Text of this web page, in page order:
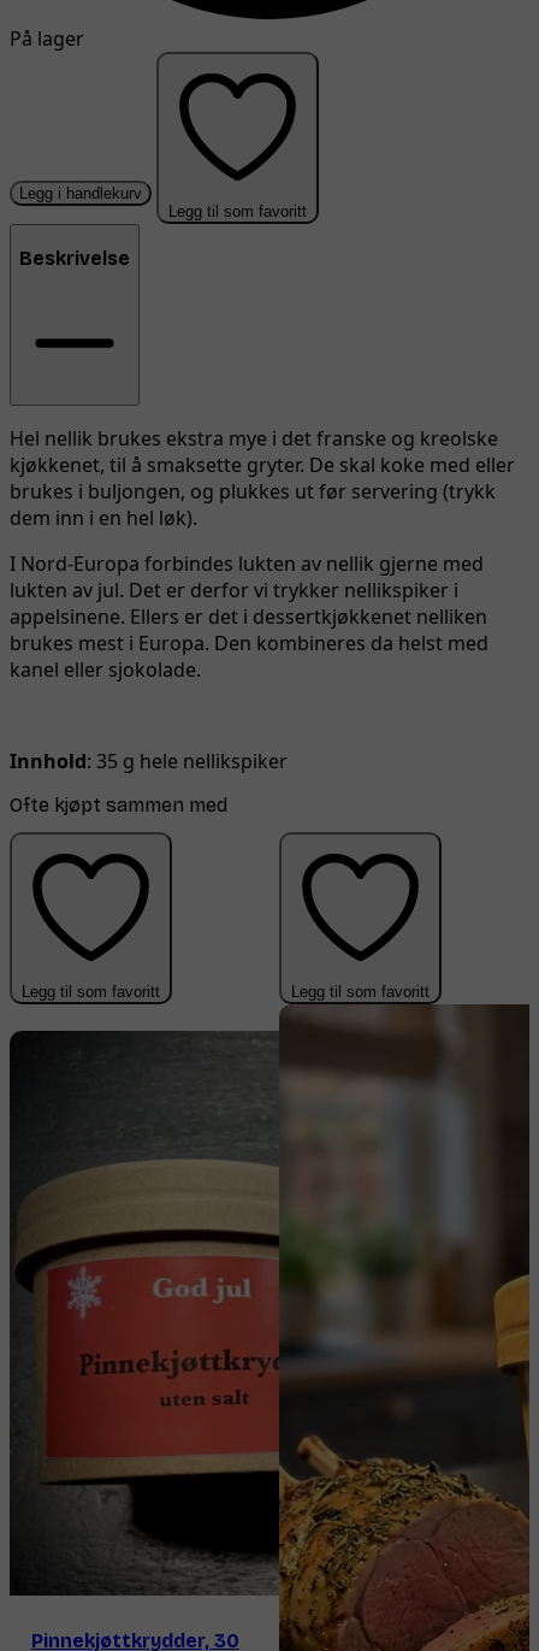
På lager
Legg i handlekurv
Legg til som favoritt
Beskrivelse
Hel nellik brukes ekstra mye i det franske og kreolske
kjøkkenet, til å smaksette gryter. De skal koke med eller
brukes i buljongen, og plukkes ut før servering (trykk
dem inn i en hel løk).
I Nord-Europa forbindes lukten av nellik gjerne med
lukten av jul. Det er derfor vi trykker nellikspiker i
appelsinene. Ellers er det i dessertkjøkkenet nelliken
brukes mest i Europa. Den kombineres da helst med
kanel eller sjokolade.
Innhold: 35 g hele nellikspiker
Ofte kjøpt sammen med
Legg til som favoritt
Pinnekjøttkrydder, 30
Legg til som favoritt